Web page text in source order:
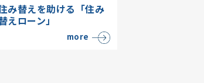
み替えを助ける「住み
えローン」
more